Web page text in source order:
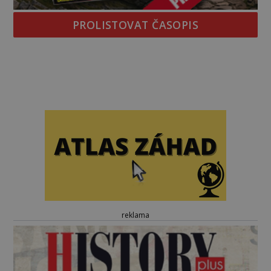
PROLISTOVAT ČASOPIS
reklama